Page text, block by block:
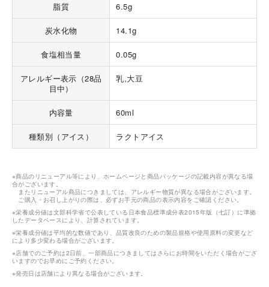
脂質 6.5g
炭水化物 14.1g
食塩相当量 0.05g
アレルギー表示（28品
目中）
乳,大豆
内容量 60ml
種類別（アイス） ラクトアイス
※商品のリニューアル等により、ホームページと商品パッケージの記載内容が異なる場
合がございます。
またリニューアル商品につきましては、アレルギー物質が異なる場合がございます。
ご購入・お召し上がりの際は、必ずお手元の商品の表示内容をご確認ください。
※栄養成分値は文部科学省で公表している日本食品標準成分表2015年版（七訂）に準拠
したデータベースにより、計算されています。
※栄養成分値は平均的な数値であり、品質改良のための製品規格や使用原料の変更など
により多少変わる場合がございます。
※店舗でのご予約は2日前、一部商品につきましてはさらにお時間をいただく場合がござ
いますのでお早めにご予約ください。
※発売日は店舗により異なる場合がございます。